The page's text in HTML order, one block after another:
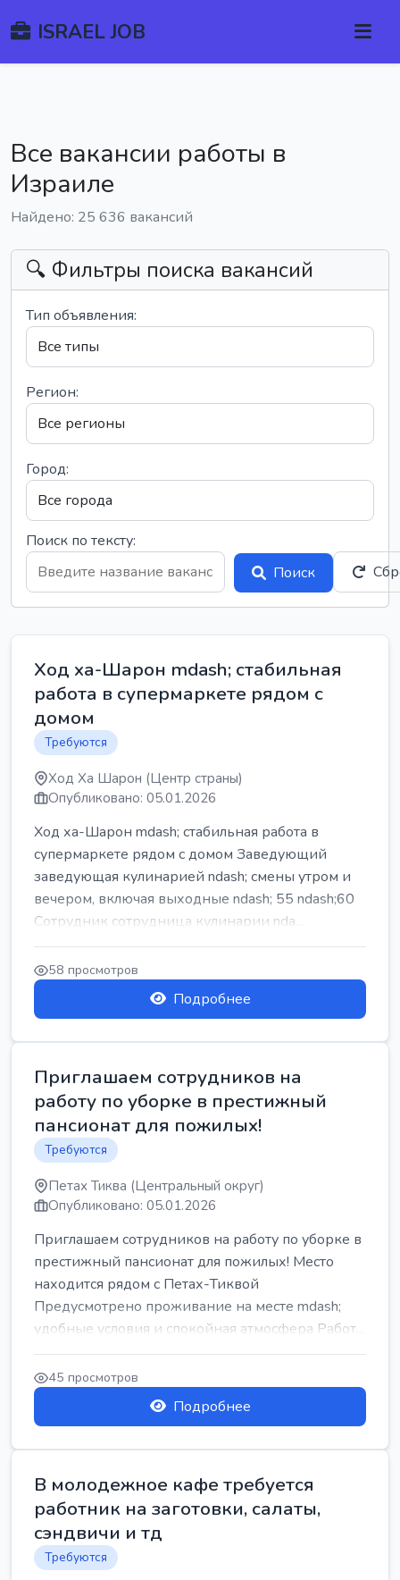
ISRAEL JOB
Все вакансии работы в
Израиле
Найдено: 25 636 вакансий
🔍 Фильтры поиска вакансий
Тип объявления:
Регион:
Город:
Поиск по тексту:
Поиск
Ход ха-Шарон mdash; стабильная
работа в супермаркете рядом с
домом
Требуются
Ход Ха Шарон (Центр страны)
Опубликовано: 05.01.2026
Ход ха-Шарон mdash; стабильная работа в
супермаркете рядом с домом Заведующий
заведующая кулинарией ndash; смены утром и
вечером, включая выходные ndash; 55 ndash;60
Сотрудник сотрудница кулинарии nda...
58 просмотров
Подробнее
Приглашаем сотрудников на
работу по уборке в престижный
пансионат для пожилых!
Требуются
Петах Тиква (Центральный округ)
Опубликовано: 05.01.2026
Приглашаем сотрудников на работу по уборке в
престижный пансионат для пожилых! Место
находится рядом с Петах-Тиквой
Предусмотрено проживание на месте mdash;
удобные условия и спокойная атмосфера Работ...
45 просмотров
Подробнее
В молодежное кафе требуется
работник на заготовки, салаты,
сэндвичи и тд
Требуются